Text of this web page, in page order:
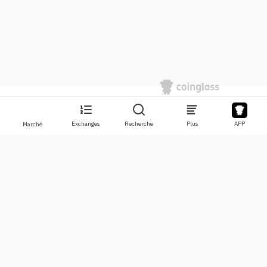
Marché Exchanges Recherche Plus APP